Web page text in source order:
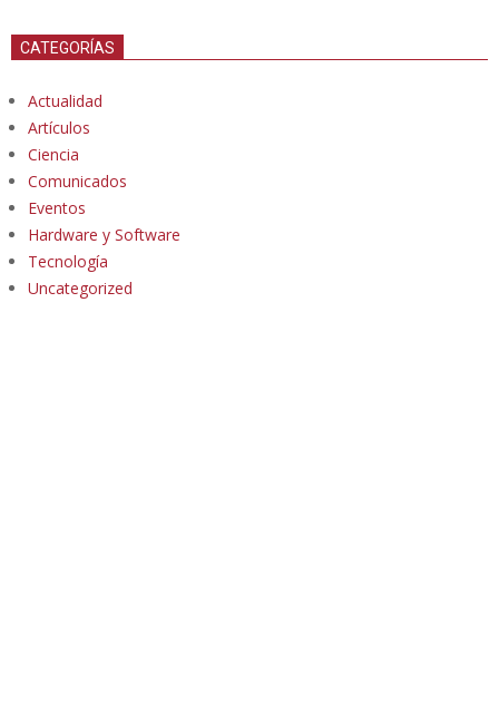
CATEGORÍAS
Actualidad
Artículos
Ciencia
Comunicados
Eventos
Hardware y Software
Tecnología
Uncategorized